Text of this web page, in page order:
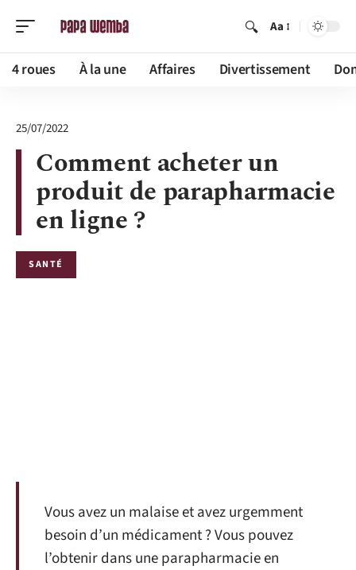
Aa
4 roues À la une Affaires Divertissement
25/07/2022
Comment acheter un
produit de parapharmacie
en ligne ?
SANTÉ
Vous avez un malaise et avez urgemment
besoin d’un médicament ? Vous pouvez
l’obtenir dans une parapharmacie en